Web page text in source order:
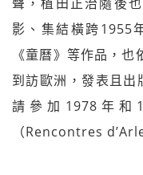
影、集結橫跨1955
《童曆》等作品，
到訪歐洲，發表且
請參加1978年和
（Rencontres